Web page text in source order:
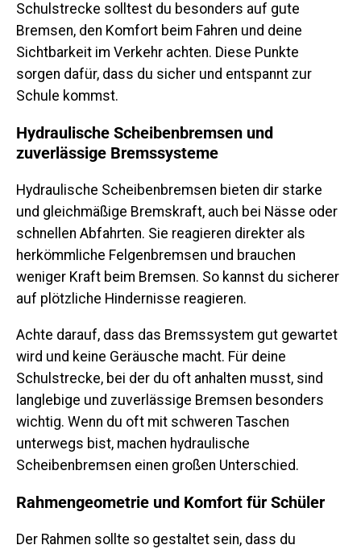
Schulstrecke solltest du besonders auf gute
Bremsen, den Komfort beim Fahren und deine
Sichtbarkeit im Verkehr achten. Diese Punkte
sorgen dafür, dass du sicher und entspannt zur
Schule kommst.
Hydraulische Scheibenbremsen und
zuverlässige Bremssysteme
Hydraulische Scheibenbremsen bieten dir starke
und gleichmäßige Bremskraft, auch bei Nässe oder
schnellen Abfahrten. Sie reagieren direkter als
herkömmliche Felgenbremsen und brauchen
weniger Kraft beim Bremsen. So kannst du sicherer
auf plötzliche Hindernisse reagieren.
Achte darauf, dass das Bremssystem gut gewartet
wird und keine Geräusche macht. Für deine
Schulstrecke, bei der du oft anhalten musst, sind
langlebige und zuverlässige Bremsen besonders
wichtig. Wenn du oft mit schweren Taschen
unterwegs bist, machen hydraulische
Scheibenbremsen einen großen Unterschied.
Rahmengeometrie und Komfort für Schüler
Der Rahmen sollte so gestaltet sein, dass du